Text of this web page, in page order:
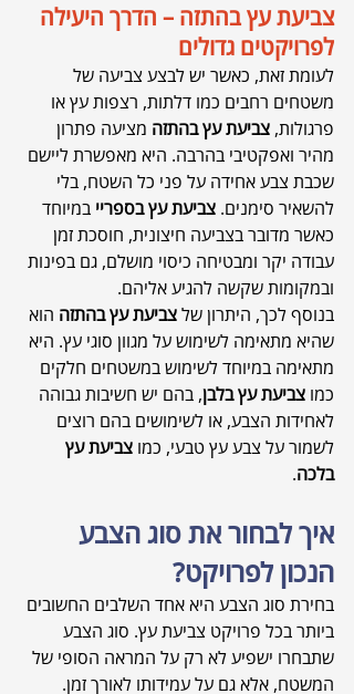
צביעת עץ בהתזה – הדרך היעילה
לפרויקטים גדולים
לעומת זאת, כאשר יש לבצע צביעה של
משטחים רחבים כמו דלתות, רצפות עץ או
פרגולות, צביעת עץ בהתזה מציעה פתרון
מהיר ואפקטיבי בהרבה. היא מאפשרת ליישם
שכבת צבע אחידה על פני כל השטח, בלי
להשאיר סימנים. צביעת עץ בספריי במיוחד
כאשר מדובר בצביעה חיצונית, חוסכת זמן
עבודה יקר ומבטיחה כיסוי מושלם, גם בפינות
ובמקומות שקשה להגיע אליהם.
בנוסף לכך, היתרון של צביעת עץ בהתזה הוא
שהיא מתאימה לשימוש על מגוון סוגי עץ. היא
מתאימה במיוחד לשימוש במשטחים חלקים
כמו צביעת עץ בלבן, בהם יש חשיבות גבוהה
לאחידות הצבע, או לשימושים בהם רוצים
לשמור על צבע עץ טבעי, כמו צביעת עץ
בלכה.
איך לבחור את סוג הצבע
הנכון לפרויקט?
בחירת סוג הצבע היא אחד השלבים החשובים
ביותר בכל פרויקט צביעת עץ. סוג הצבע
שתבחרו ישפיע לא רק על המראה הסופי של
המשטח, אלא גם על עמידותו לאורך זמן.